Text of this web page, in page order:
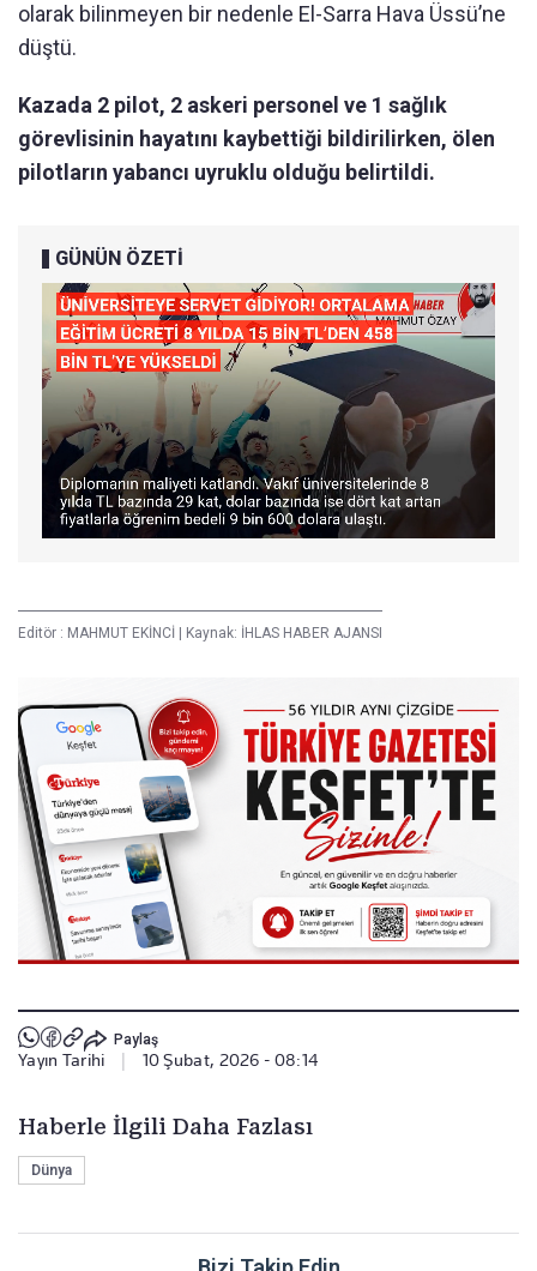
olarak bilinmeyen bir nedenle El-Sarra Hava Üssü’ne
düştü.
Kazada 2 pilot, 2 askeri personel ve 1 sağlık
görevlisinin hayatını kaybettiği bildirilirken, ölen
pilotların yabancı uyruklu olduğu belirtildi.
GÜNÜN ÖZETİ
Editör : MAHMUT EKİNCİ | Kaynak: İHLAS HABER AJANSI
Paylaş
Yayın Tarihi 10 Şubat, 2026 - 08:14
Haberle İlgili Daha Fazlası
Dünya